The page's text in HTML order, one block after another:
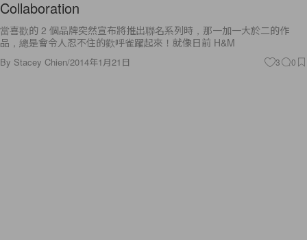
Collaboration
當喜歡的 2 個品牌突然宣布將推出聯名系列時，那一加一大於二的作
品，總是會令人忍不住的歡呼雀躍起來！就像日前 H&M
By Stacey Chien/2014年1月21日 3 0